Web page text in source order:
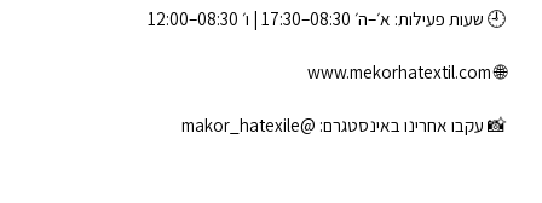
🕘 שעות פעילות: א׳–ה׳ 08:30–17:30 | ו׳ 08:30–12:00
🌐
www.mekorhatextil.com
📸 עקבו אחרינו באינסטגרם: @makor_hatexile